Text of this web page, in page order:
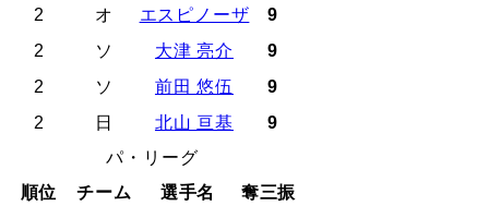
2
オ エスピノーザ
9
2
ソ 大津 亮介
9
2
ソ 前田 悠伍
9
2
日 北山 亘基
9
パ・リーグ
順位
チーム 選手名 奪三振